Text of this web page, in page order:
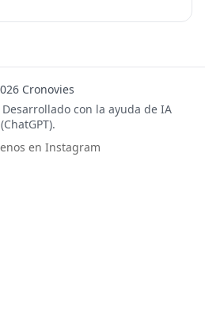
Cronovies
con la ayuda de IA
(ChatGPT).
en Instagram